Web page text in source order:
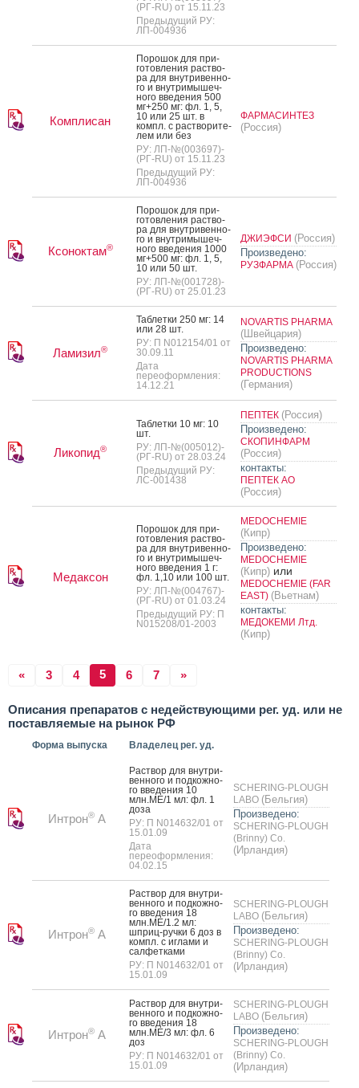
(РГ-RU) от 15.11.23
Предыдущий РУ:
ЛП-004936
Комплисан
По­рошок для при­
готов­ле­ния рас­тво­
ра для внут­ри­вен­но­
го и внут­ри­мышеч­
но­го вве­дения 500
мг+250 мг: фл. 1, 5,
10 или 25 шт. в
компл. с рас­тво­рите­
лем или без
РУ: ЛП-№(003697)-
(РГ-RU) от 15.11.23
Предыдущий РУ:
ЛП-004936
ФАРМАСИНТЕЗ
(Россия)
Ксоноктам®
По­рошок для при­
готов­ле­ния рас­тво­
ра для внут­ри­вен­но­
го и внут­ри­мышеч­
но­го вве­дения 1000
мг+500 мг: фл. 1, 5,
10 или 50 шт.
РУ: ЛП-№(001728)-
(РГ-RU) от 25.01.23
ДЖИЭФСИ (Россия)
Произведено:
РУЗФАРМА (Россия)
Ламизил®
Таб­летки 250 мг: 14
или 28 шт.
РУ: П N012154/01 от
30.09.11
Дата
переоформления:
14.12.21
NOVARTIS PHARMA
(Швейцария)
Произведено:
NOVARTIS PHARMA
PRODUCTIONS
(Германия)
Ликопид®
Таб­летки 10 мг: 10
шт.
РУ: ЛП-№(005012)-
(РГ-RU) от 28.03.24
Предыдущий РУ:
ЛС-001438
ПЕПТЕК (Россия)
Произведено:
СКОПИНФАРМ
(Россия)
контакты:
ПЕПТЕК АО
(Россия)
Медаксон
По­рошок для при­
готов­ле­ния рас­тво­
ра для внут­ри­вен­но­
го и внут­ри­мышеч­
но­го вве­дения 1 г:
фл. 1,10 или 100 шт.
РУ: ЛП-№(004767)-
(РГ-RU) от 01.03.24
Предыдущий РУ: П
N015208/01-2003
MEDOCHEMIE
(Кипр)
Произведено:
MEDOCHEMIE
(Кипр) или
MEDOCHEMIE (FAR
EAST) (Вьетнам)
контакты:
МЕДОКЕМИ Лтд.
(Кипр)
« 3 4 5 6 7 »
Описания препаратов с недействующими рег. уд. или не
поставляемые на рынок РФ
Форма выпуска Владелец рег. уд.
Интрон®А
Рас­твор для внут­ри­
вен­но­го и под­кожно­
го вве­дения 10
млн.МЕ/1 мл: фл. 1
до­за
РУ: П N014632/01 от
15.01.09
Дата
переоформления:
04.02.15
SCHERING-PLOUGH
LABO (Бельгия)
Произведено:
SCHERING-PLOUGH
(Brinny) Co.
(Ирландия)
Интрон®А
Рас­твор для внут­ри­
вен­но­го и под­кожно­
го вве­дения 18
млн.МЕ/1.2 мл:
шприц-руч­ки 6 доз в
компл. с иг­ла­ми и
сал­фетка­ми
РУ: П N014632/01 от
15.01.09
SCHERING-PLOUGH
LABO (Бельгия)
Произведено:
SCHERING-PLOUGH
(Brinny) Co.
(Ирландия)
Интрон®А
Рас­твор для внут­ри­
вен­но­го и под­кожно­
го вве­дения 18
млн.МЕ/3 мл: фл. 6
доз
РУ: П N014632/01 от
15.01.09
SCHERING-PLOUGH
LABO (Бельгия)
Произведено:
SCHERING-PLOUGH
(Brinny) Co.
(Ирландия)